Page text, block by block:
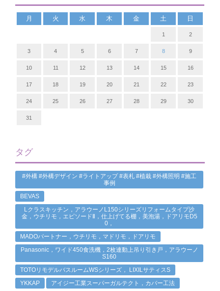
月 火 水 木 金 土 日
1 2
3 4 5 6 7 8 9
10 11 12 13 14 15 16
17 18 19 20 21 22 23
24 25 26 27 28 29 30
31
タグ
#外構 #外構デザイン #ライトアップ #表札 #植栽 #外構照明 #施工
事例
BEVAS
Lクラスキッチン，アラウーノL150シリーズリフォームタイプ沙
金，ウチリモ，エピソードⅡ，仕上げてる棚，美泡湯，ドアリモD5
0，
MADOパートナー，ウチリモ，マドリモ，ドアリモ
Panasonic，ワイド450食洗機，2枚連動上吊り引き戸，アラウーノ
S160
TOTOリモデルバスルームWSシリーズ， LIXILサティスS
YKKAP
アイジー工業スーパーガルテクト，カバー工法